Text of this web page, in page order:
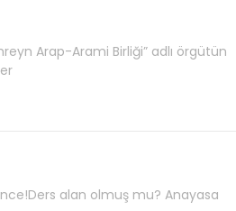
Arap-Arami Birliği” adlı örgütün
önce!Ders alan olmuş mu? Anayasa